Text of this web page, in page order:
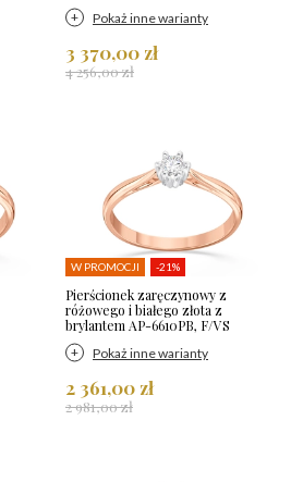
Pokaż inne warianty
3 370,00 zł
4 256,00 zł
W PROMOCJI -21%
Pierścionek zaręczynowy z
różowego i białego złota z
brylantem AP-6610PB, F/VS
Pokaż inne warianty
2 361,00 zł
2 981,00 zł